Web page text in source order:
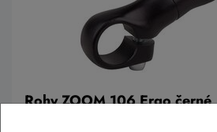
Rohy ZOOM 106 Ergo černé